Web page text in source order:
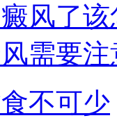
风了该
需要
不可少